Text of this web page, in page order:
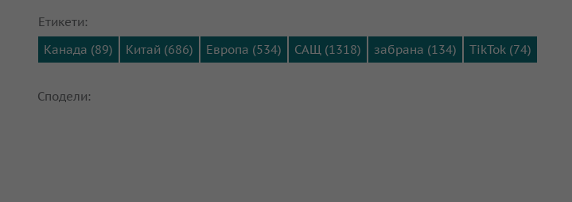
Етикети:
Канада (89)
Китай (686) Европа (534) САЩ (1318) забрана (134) TikTok (74)
Сподели: